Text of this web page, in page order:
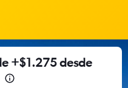
+$1.275 desde